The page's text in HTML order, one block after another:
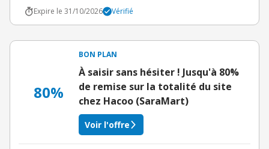
Expire le 31/10/2026
Vérifié
80%
BON PLAN
À saisir sans hésiter ! Jusqu'à 80%
de remise sur la totalité du site
chez Hacoo (SaraMart)
Voir l'offre